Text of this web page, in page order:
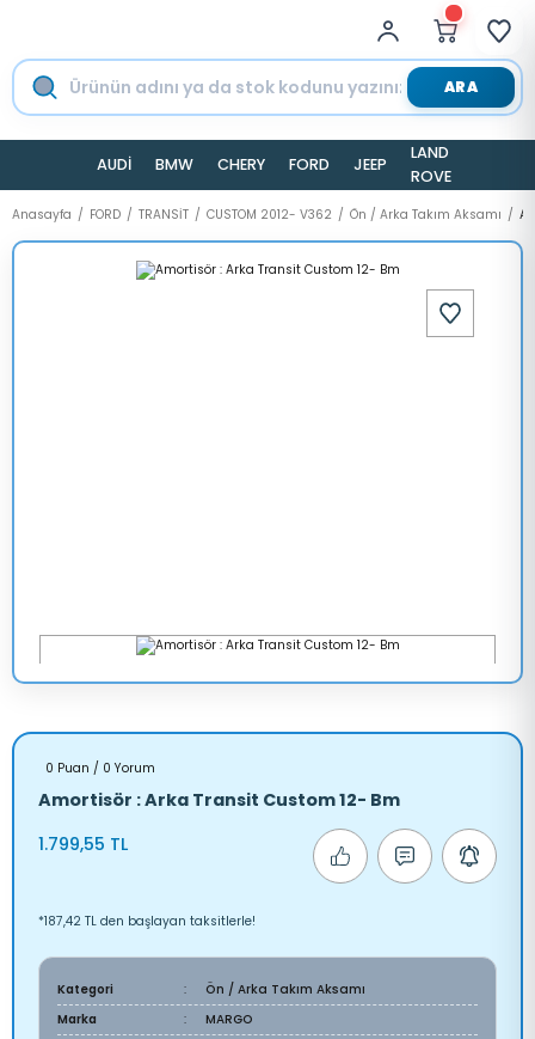
ARA
AUDİ BMW CHERY FORD JEEP
LAND
ROVER
Anasayfa FORD TRANSİT CUSTOM 2012- V362 Ön / Arka Takım Aksamı
0 Puan / 0 Yorum
Amortisör : Arka Transit Custom 12- Bm
1.799,55 TL
*187,42 TL den başlayan taksitlerle!
Kategori
Ön / Arka Takım Aksamı
Marka
MARGO